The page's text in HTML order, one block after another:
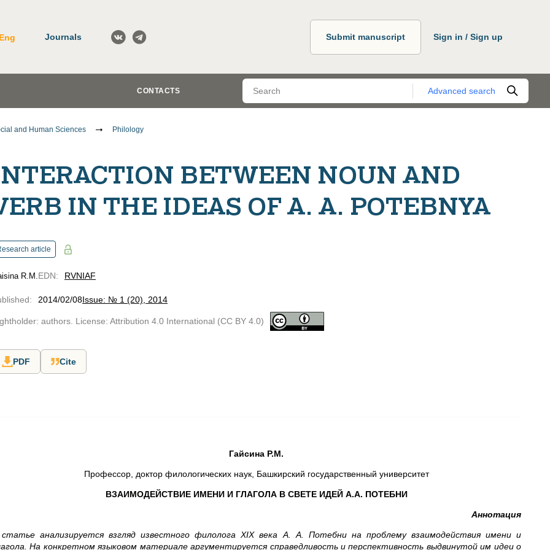
Eng Journals Submit manuscript Sign in / Sign up
CONTACTS Advanced search
and Human Sciences Philology
BETWEEN NOUN AND
IN THE IDEAS OF A. A. POTEBNYA
article
R.M. EDN: RVNIAF
: 2014/02/08Issue: № 1 (20), 2014
authors. License: Attribution 4.0 International (CC BY 4.0)
PDF Cite
Гайсина Р.М.
Профессор, доктор филологических наук, Башкирский государственный университет
ВЗАИМОДЕЙСТВИЕ ИМЕНИ И ГЛАГОЛА В СВЕТЕ ИДЕЙ А.А. ПОТЕБНИ
Аннотация
анализируется взгляд известного филолога ХIХ века А. А. Потебни на проблему взаимодействия имени и
На конкретном языковом материале аргументируется справедливость и перспективность выдвинутой им идеи о